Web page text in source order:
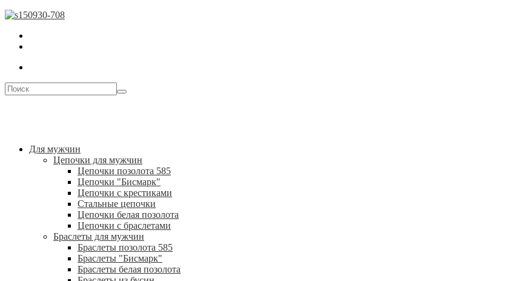
Для мужчин
Цепочки для мужчин
Цепочки позолота 585
Цепочки "Бисмарк"
Цепочки с крестиками
Стальные цепочки
Цепочки белая позолота
Цепочки с браслетами
Браслеты для мужчин
Браслеты позолота 585
Браслеты "Бисмарк"
Браслеты белая позолота